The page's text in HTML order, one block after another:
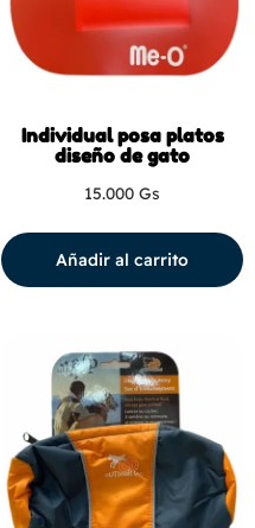
Individual posa platos
diseño de gato
15.000 Gs
Añadir al carrito